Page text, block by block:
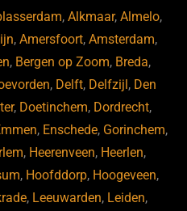
dI
n
,Alkmaar,Almelo,
,Amersfoort,Amsterdam,
, Bergen op Zoom, Breda,
, Delft, Delfzijl, Den
, Doetinchem, Dordrecht,
, Enschede, Gorinchem,
, Heerenveen, Heerlen,
, Hoofddorp, Hoogeveen,
, Leeuwarden, Leiden,